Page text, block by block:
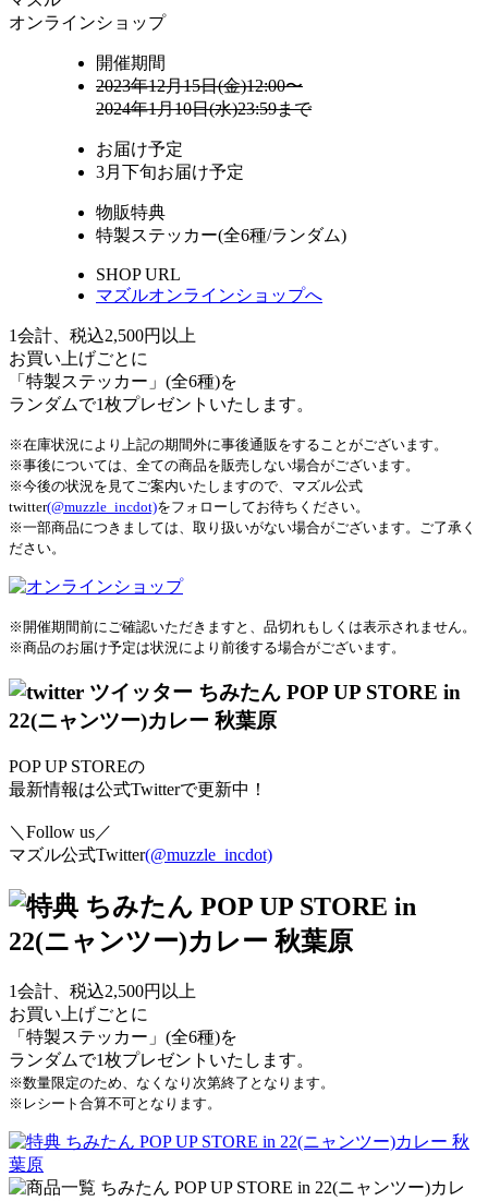
オンラインショップ
開催期間
2023年12月15日(金)12:00〜
2024年1月10日(水)23:59まで
お届け予定
3月下旬お届け予定
物販特典
特製ステッカー(全6種/ランダム)
SHOP URL
マズルオンラインショップへ
1会計、税込2,500円以上
お買い上げごとに
「特製ステッカー」(全6種)を
ランダムで1枚プレゼントいたします。
※在庫状況により上記の期間外に事後通販をすることがございます。
※事後については、全ての商品を販売しない場合がございます。
※今後の状況を見てご案内いたしますので、マズル公式
twitter(@muzzle_incdot)をフォローしてお待ちください。
※一部商品につきましては、取り扱いがない場合がございます。ご了承く
ださい。
※開催期間前にご確認いただきますと、品切れもしくは表示されません。
※商品のお届け予定は状況により前後する場合がございます。
POP UP STOREの
最新情報は公式Twitterで更新中！
＼Follow us／
マズル公式Twitter(@muzzle_incdot)
1会計、税込2,500円以上
お買い上げごとに
「特製ステッカー」(全6種)を
ランダムで1枚プレゼントいたします。
※数量限定のため、なくなり次第終了となります。
※レシート合算不可となります。